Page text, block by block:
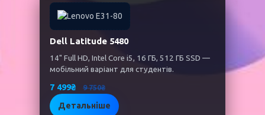
Dell Latitude 5480
14" Full HD, Intel Core i5, 16 ГБ, 512 ГБ SSD —
мобільний варіант для студентів.
7 499₴ 9 750₴
Детальніше